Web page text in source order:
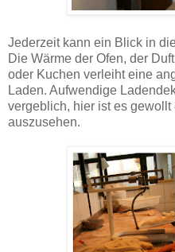
Jederzeit kann ein Blick in
Die Wärme der Ofen, der
oder Kuchen verleiht eine
Laden. Aufwendige
vergeblich, hier ist es
auszusehen.